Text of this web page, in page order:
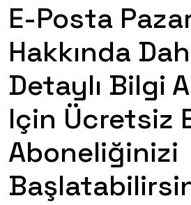
E-Posta
Hakkında
Detaylı Bilgi
Için Ücretsiz
Aboneliğinizi